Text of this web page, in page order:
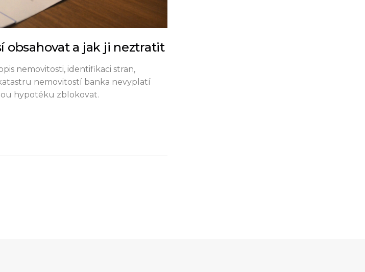
obsahovat a jak ji neztratit
nemovitosti, identifikaci stran,
nemovitostí banka nevyplatí
hypotéku zblokovat.